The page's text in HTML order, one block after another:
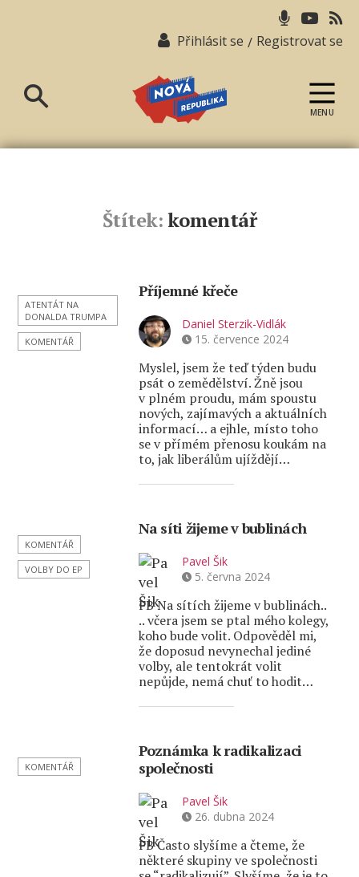
Přihlásit se / Registrovat se
republika
MENU
Štítek:komentář
ATENTÁT NA
DONALDA TRUMPA
KOMENTÁŘ
Příjemné křeče
Daniel Sterzik-Vidlák
15. července 2024
Myslel, jsem že teď týden budu
psát o zemědělství. Žně jsou
v plném proudu, mám spoustu
nových, zajímavých a aktuálních
informací… a ejhle, místo toho
se v přímém přenosu koukám na
to, jak liberálům ujíždějí…
KOMENTÁŘ
VOLBY DO EP
Na síti žijeme v bublinách
Pavel Šik
5. června 2024
FB Na sítích žijeme v bublinách..
.. včera jsem se ptal mého kolegy,
koho bude volit. Odpověděl mi,
že doposud nevynechal jediné
volby, ale tentokrát volit
nepůjde, nemá chuť to hodit…
KOMENTÁŘ
Poznámka k radikalizaci
společnosti
Pavel Šik
26. dubna 2024
FB Často slyšíme a čteme, že
některé skupiny ve společnosti